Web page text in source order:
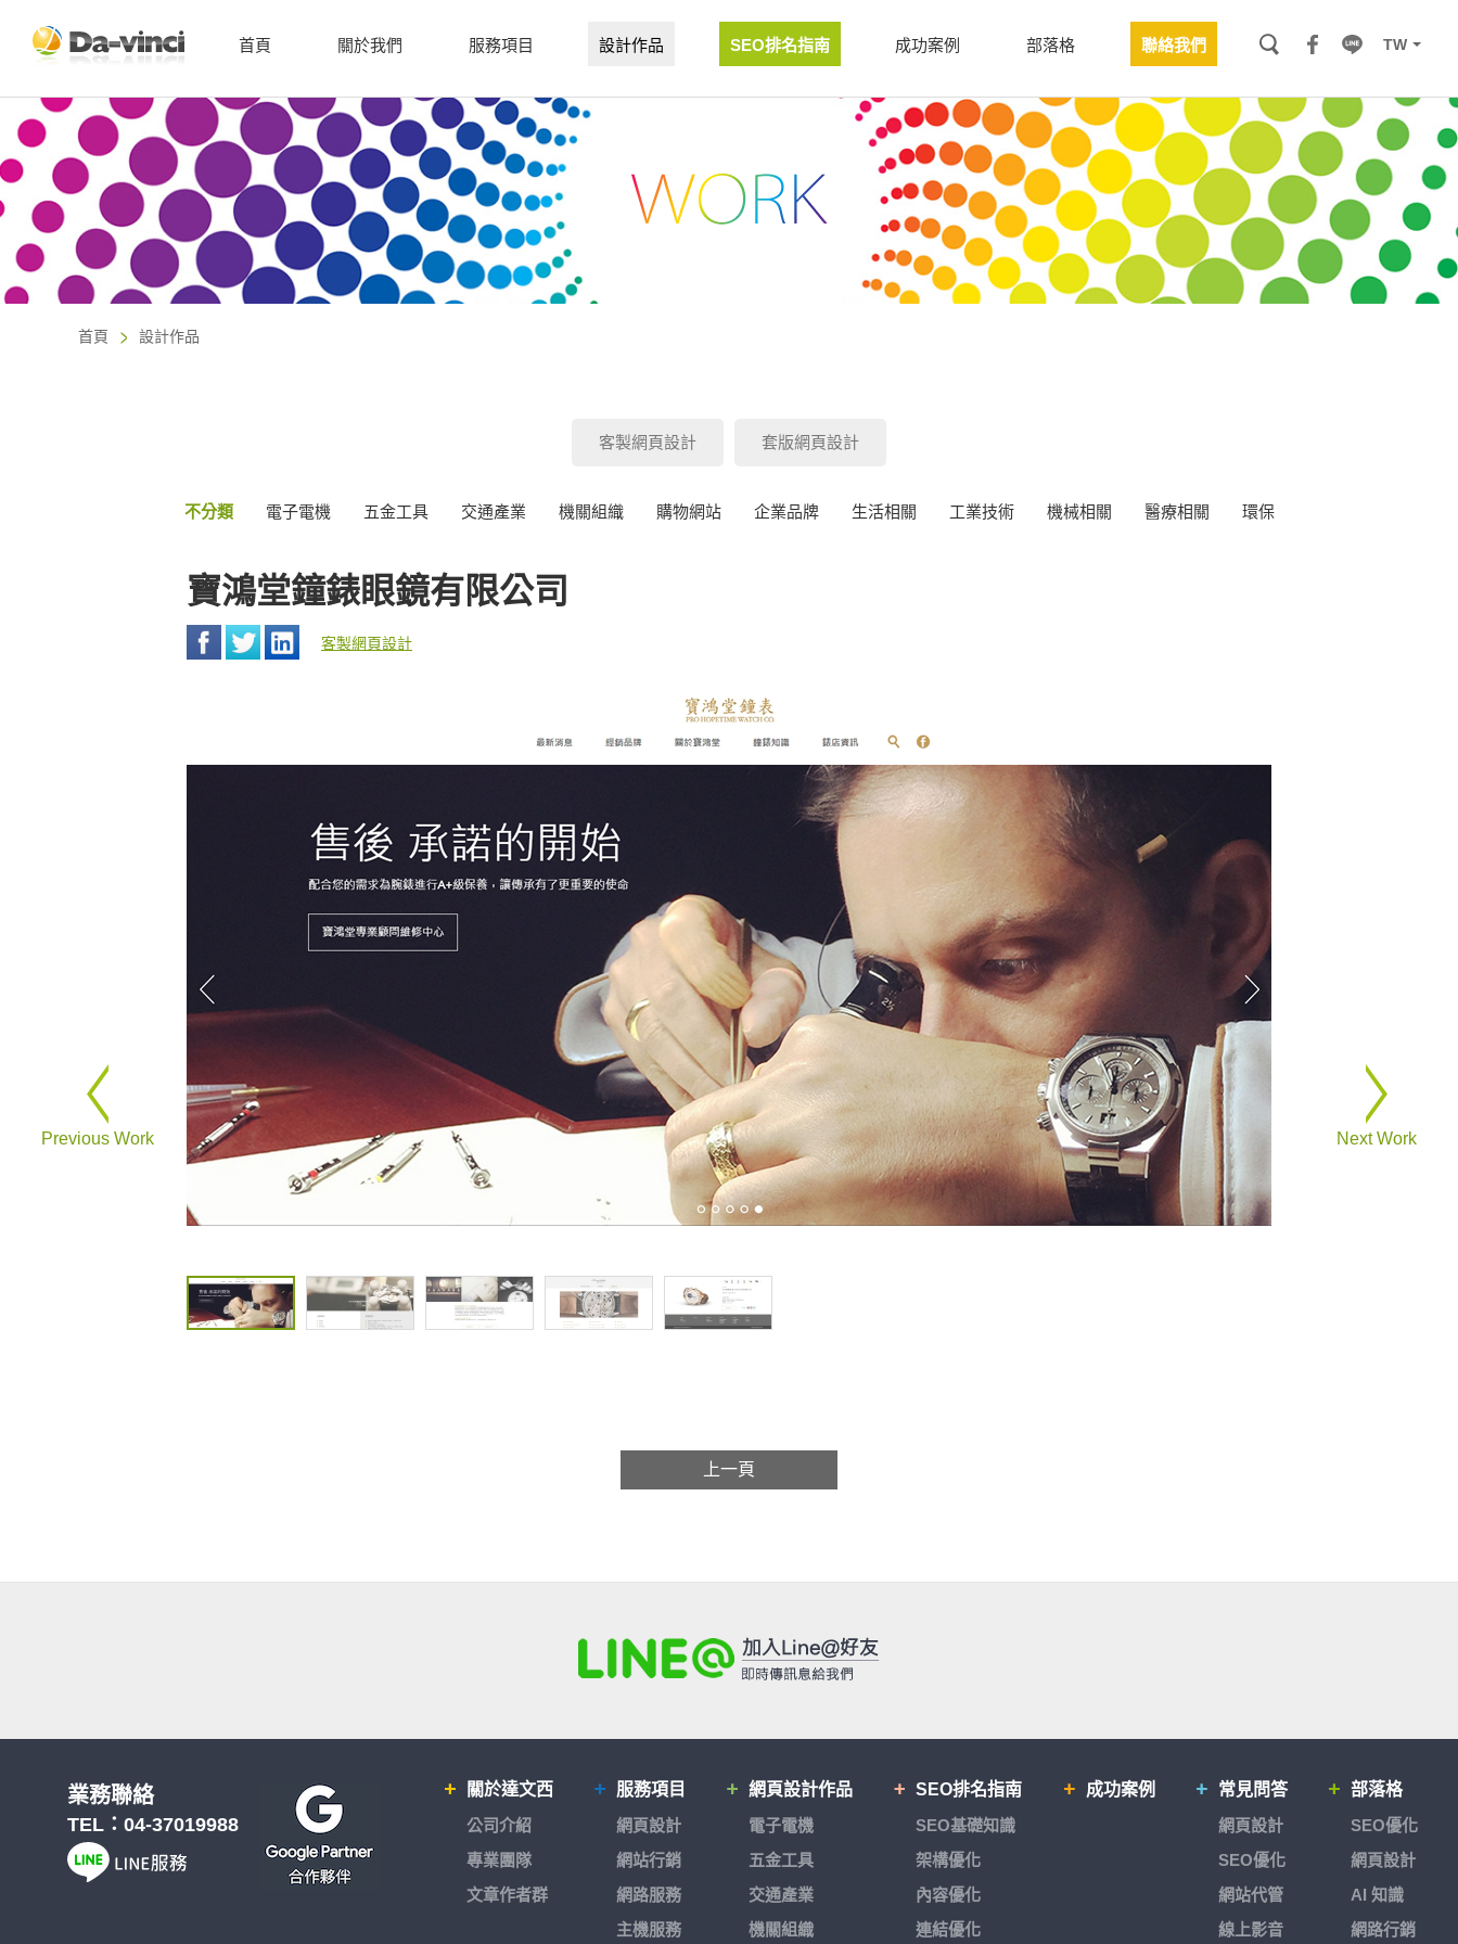
TW
首頁 關於我們 服務項目 設計作品 SEO排名指南 成功案例 部落格 聯絡我們
首頁 設計作品
客製網頁設計 套版網頁設計
不分類 電子電機 五金工具 交通產業 機關組織 購物網站 企業品牌 生活相關 工業技術 機械相關 醫療相關 環保
寶鴻堂鐘錶眼鏡有限公司
客製網頁設計
上一頁
Previous Work Next Work
關於達文西
公司介紹
專業團隊
文章作者群
服務項目
網頁設計
網站行銷
網路服務
主機服務
網頁設計作品
電子電機
五金工具
交通產業
機關組織
SEO排名指南
SEO基礎知識
架構優化
內容優化
連結優化
成功案例
常見問答
網頁設計
SEO優化
網站代管
線上影音
部落格
SEO優化
網頁設計
AI 知識
網路行銷
業務聯絡
TEL： 04-37019988